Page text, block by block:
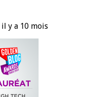
il y a 10 mois